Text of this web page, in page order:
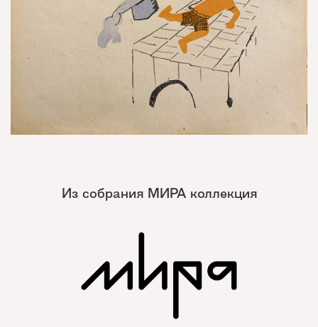
Из собрания МИРА коллекция